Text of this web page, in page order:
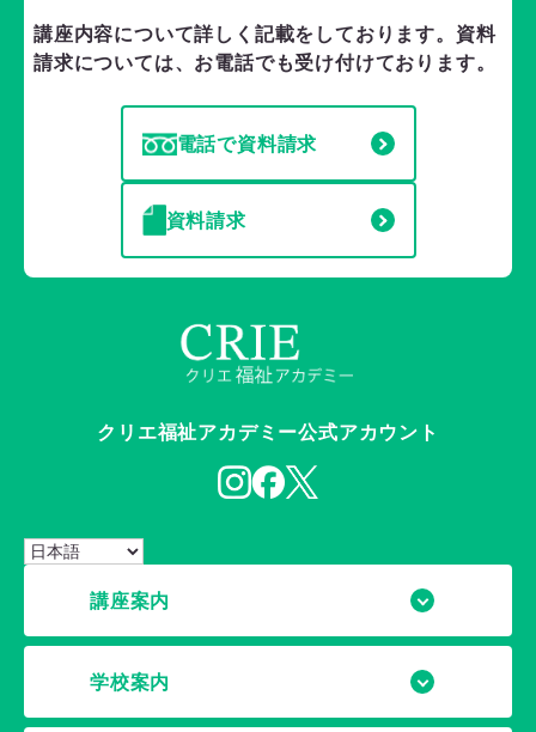
講座内容について詳しく記載をしております。 資料
請求については、お電話でも受け付けております。
電話で資料請求
資料請求
クリエ福祉アカデミー公式アカウント
講座案内
学校案内